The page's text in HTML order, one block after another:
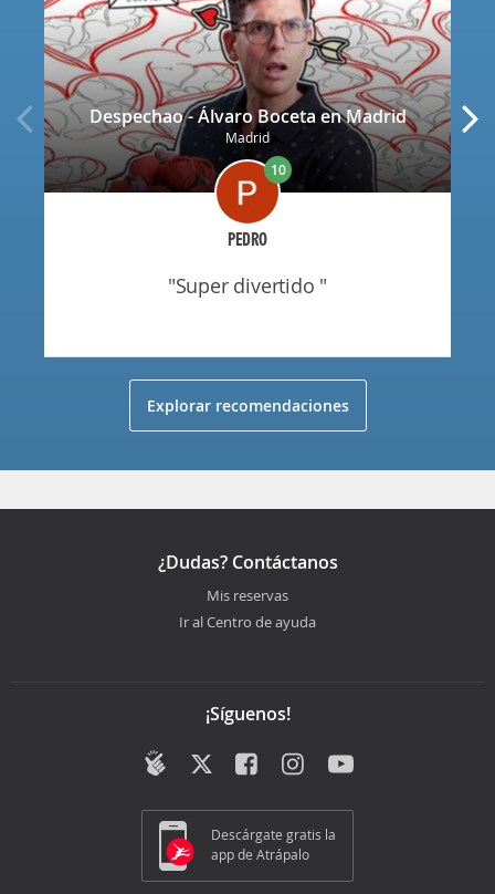
Despechao - Álvaro Boceta en Madrid
Madrid
PEDRO
10
"super divertido "
Explorar recomendaciones
¿Dudas? Contáctanos
Mis reservas
Ir al Centro de ayuda
¡Síguenos!
Descárgate gratis la
app de Atrápalo